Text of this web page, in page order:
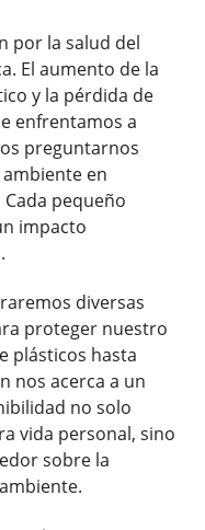
por la salud del
El aumento de la
y la pérdida de
enfrentamos a
preguntarnos
en
pequeño
impacto
diversas
proteger nuestro
plásticos hasta
nos acerca a un
no solo
vida personal, sino
sobre la